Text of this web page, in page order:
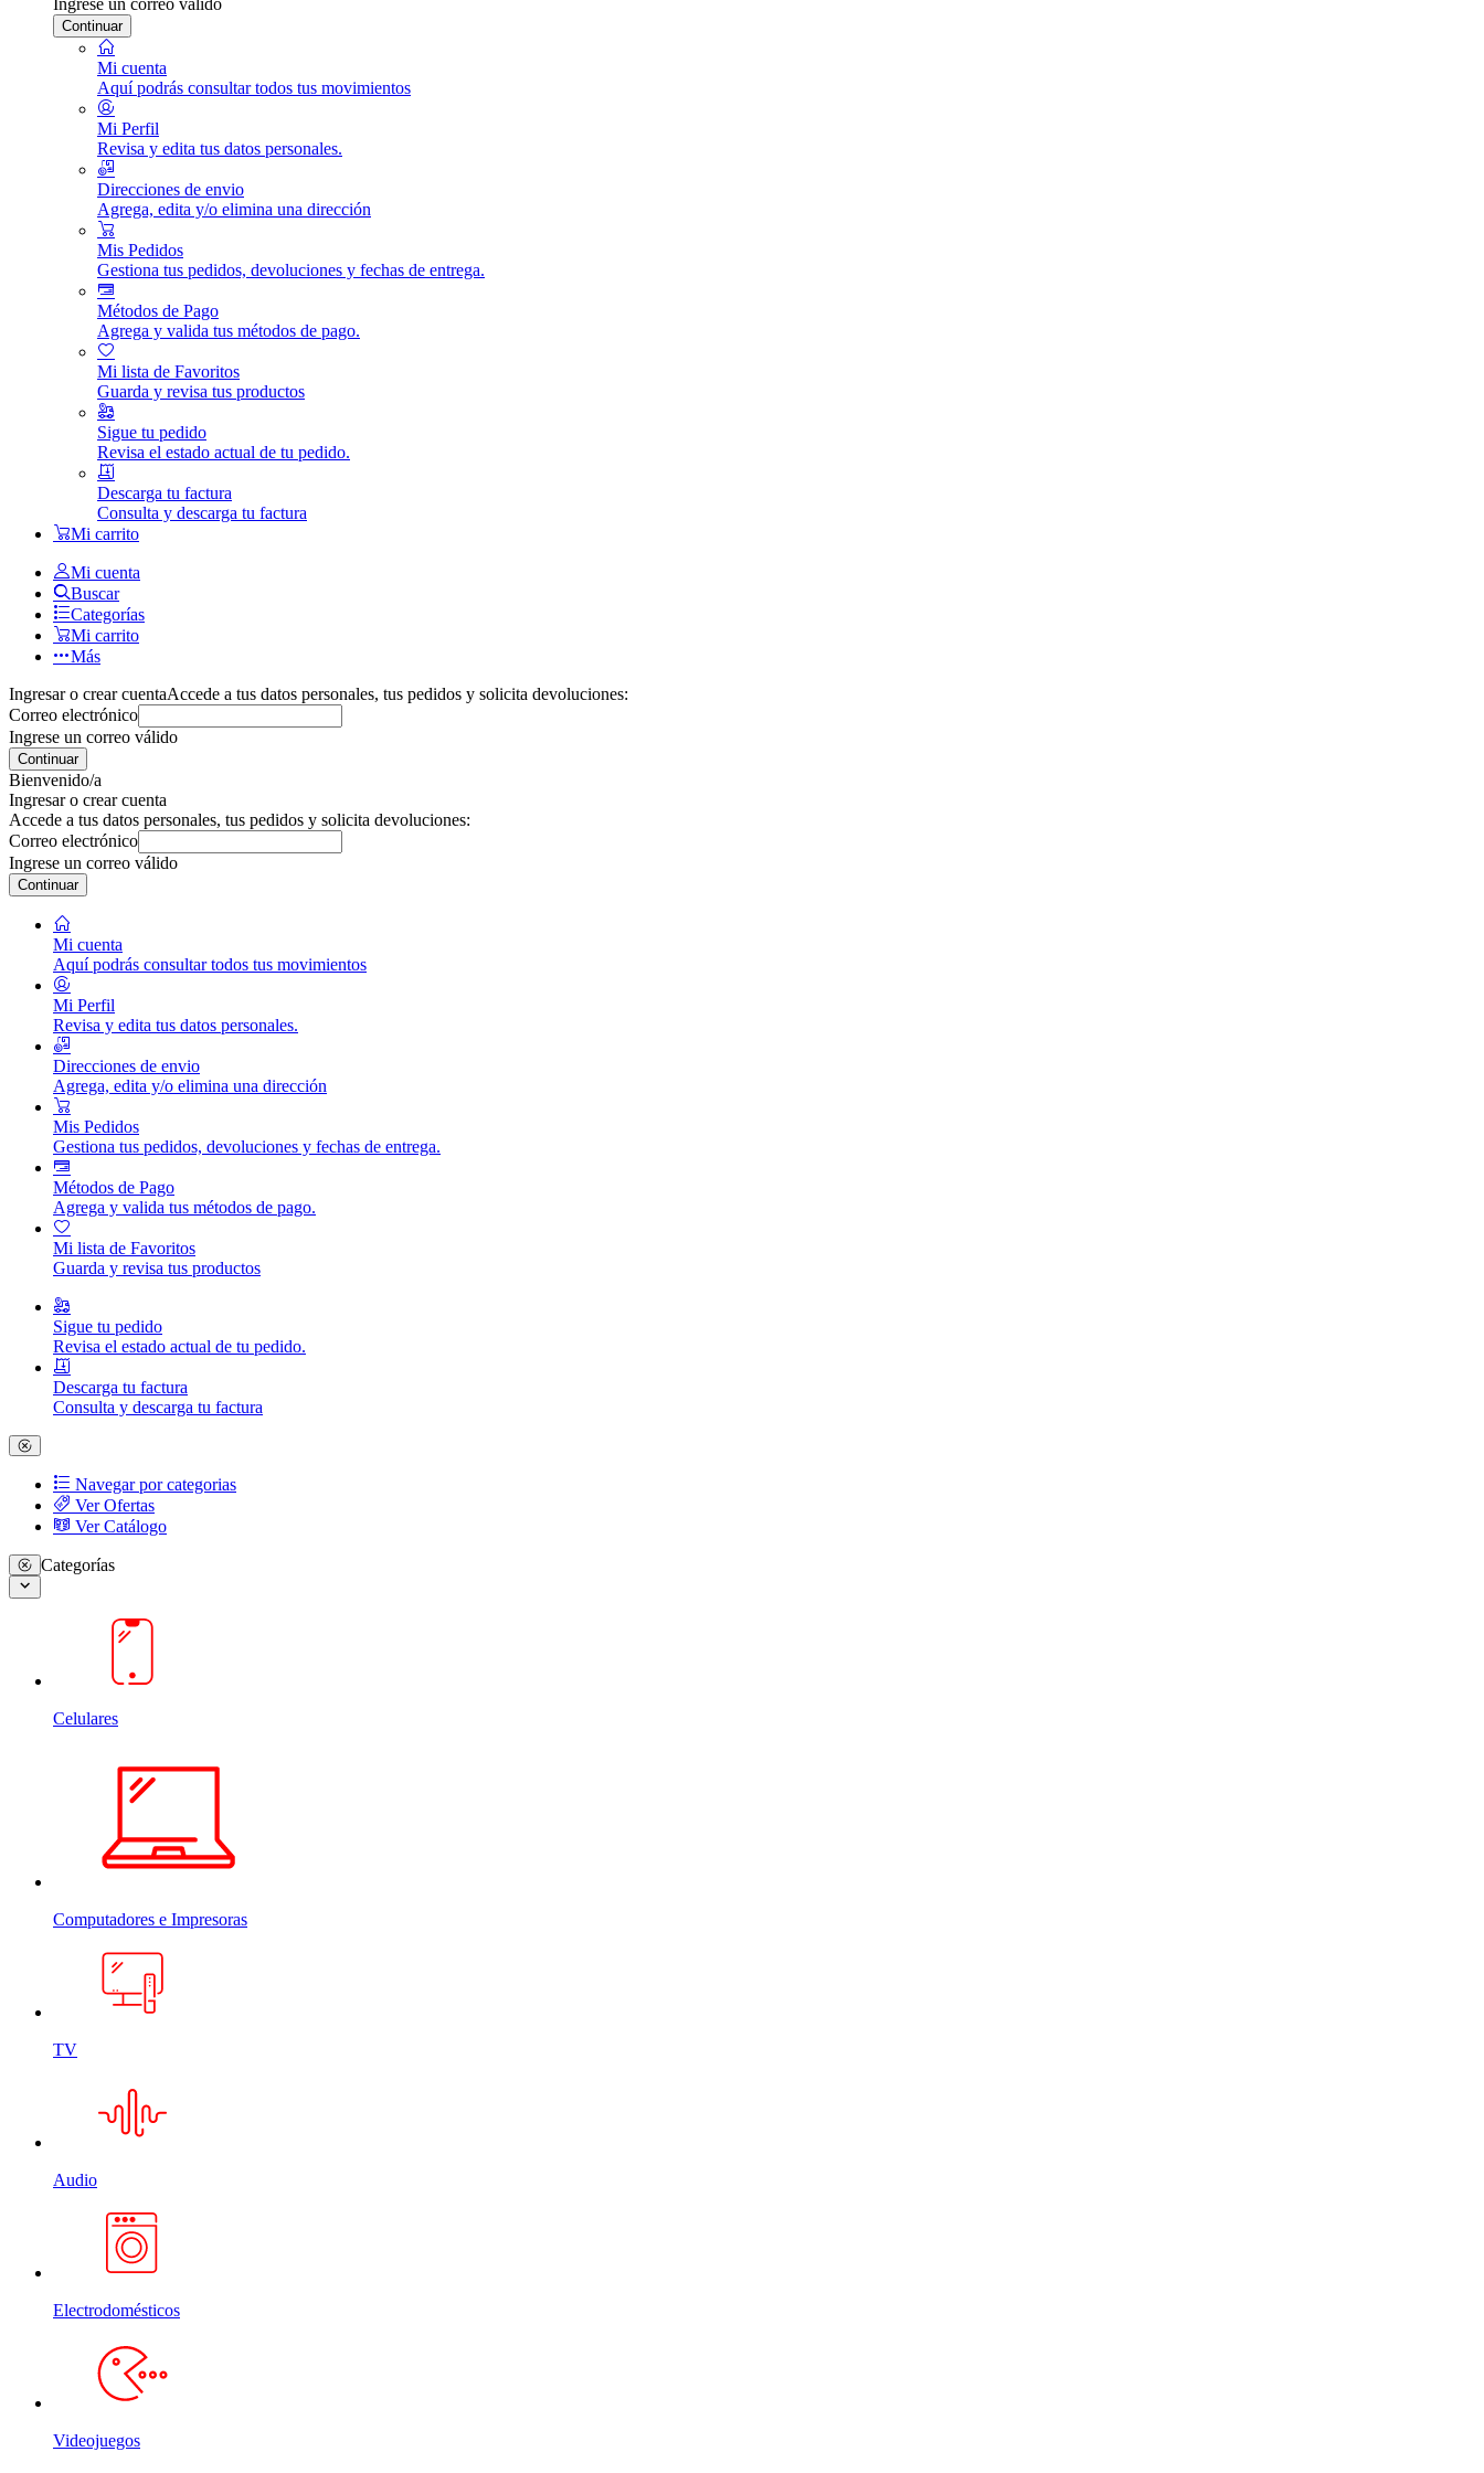
Continuar
Mi cuenta
Aquí podrás consultar todos tus movimientos
Mi Perfil
Revisa y edita tus datos personales.
Direcciones de envio
Agrega, edita y/o elimina una dirección
Mis Pedidos
Gestiona tus pedidos, devoluciones y fechas de entrega.
Métodos de Pago
Agrega y valida tus métodos de pago.
Mi lista de Favoritos
Guarda y revisa tus productos
Sigue tu pedido
Revisa el estado actual de tu pedido.
Descarga tu factura
Consulta y descarga tu factura
Mi carrito
Mi cuenta
Buscar
Categorías
Mi carrito
Más
Ingresar o crear cuentaAccede a tus datos personales, tus pedidos y solicita devoluciones:
Correo electrónico
Ingrese un correo válido
Continuar
Bienvenido/a
Ingresar o crear cuenta
Accede a tus datos personales, tus pedidos y solicita devoluciones:
Correo electrónico
Ingrese un correo válido
Continuar
Mi cuenta
Aquí podrás consultar todos tus movimientos
Mi Perfil
Revisa y edita tus datos personales.
Direcciones de envio
Agrega, edita y/o elimina una dirección
Mis Pedidos
Gestiona tus pedidos, devoluciones y fechas de entrega.
Métodos de Pago
Agrega y valida tus métodos de pago.
Mi lista de Favoritos
Guarda y revisa tus productos
Sigue tu pedido
Revisa el estado actual de tu pedido.
Descarga tu factura
Consulta y descarga tu factura
Navegar por categorias
Ver Ofertas
Ver Catálogo
Categorías
Celulares
Computadores e Impresoras
TV
Audio
Electrodomésticos
Videojuegos